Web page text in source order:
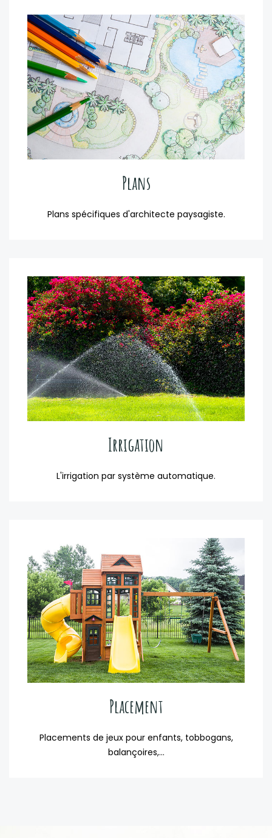
Plans
Plans spécifiques d'architecte paysagiste.
Irrigation
L'irrigation par système automatique.
Placement
Placements de jeux pour enfants, tobbogans,
balançoires,...